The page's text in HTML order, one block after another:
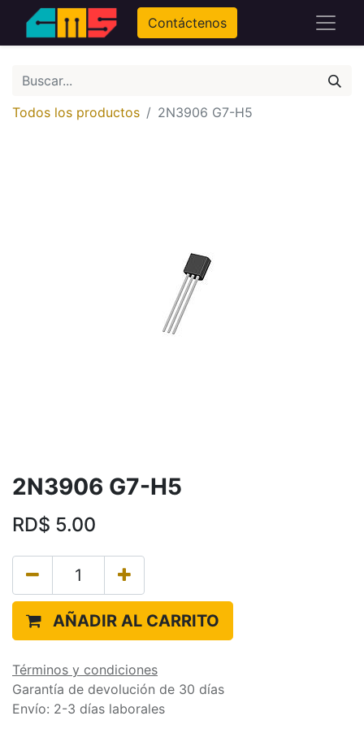
Contáctenos
Todos los productos 2N3906 G7-H5
2N3906 G7-H5
RD$ 5.00
AÑADIR AL CARRITO
Términos y condiciones
Garantía de devolución de 30 días
Envío: 2-3 días laborales